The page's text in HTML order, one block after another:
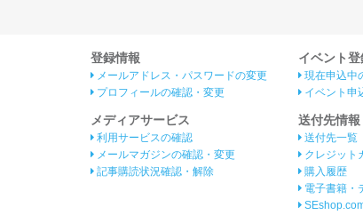
登録情報
メールアドレス・パスワードの変更
プロフィールの確認・変更
メディアサービス
利用サービスの確認
メールマガジンの確認・変更
記事購読状況確認・解除
イベント
現在申込中
イベント申
送付先情
送付先一覧
クレジット
購入履歴
電子書籍・